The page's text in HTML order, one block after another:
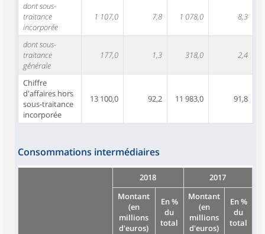
dont sous-
traitance
incorporée
1 107,0 7,8 1 078,0 8,3
dont sous-
traitance
générale
177,0 1,3 318,0 2,4
Chiffre
d'affaires hors
sous-traitance
incorporée
13 100,0 92,2 11 983,0 91,8
Consommations intermédiaires
2018
2017
Montant
(en
millions
d'euros)
En %
du
total
Montant
(en
millions
d'euros)
En %
du
total